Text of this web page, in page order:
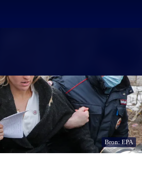
Bron: EPA